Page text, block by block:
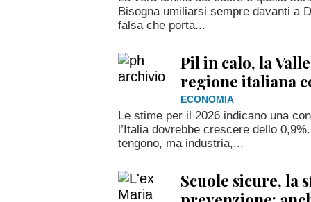
Bisogna umiliarsi sempre davanti a
falsa che porta...
Pil in calo, la
regione italiana
ECONOMIA
Le stime per il 2026 indicano una
l’Italia dovrebbe crescere dello
tengono, ma industria,...
Scuole sicure, la